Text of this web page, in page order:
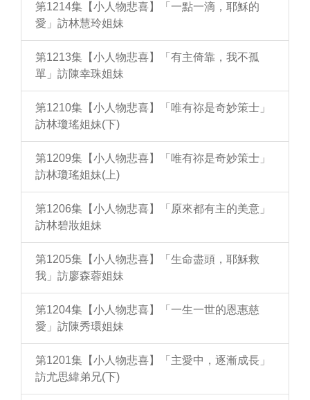
第1214集【小人物悲喜】「一點一滴，耶穌的
愛」訪林慧玲姐妹
第1213集【小人物悲喜】「有主倚靠，我不孤
單」訪陳幸珠姐妹
第1210集【小人物悲喜】「唯有祢是奇妙策士」
訪林瓊瑤姐妹(下)
第1209集【小人物悲喜】「唯有祢是奇妙策士」
訪林瓊瑤姐妹(上)
第1206集【小人物悲喜】「原來都有主的美意」
訪林碧妝姐妹
第1205集【小人物悲喜】「生命盡頭，耶穌救
我」訪廖森蓉姐妹
第1204集【小人物悲喜】「一生一世的恩惠慈
愛」訪陳秀環姐妹
第1201集【小人物悲喜】「主愛中，逐漸成長」
訪尤思緯弟兄(下)